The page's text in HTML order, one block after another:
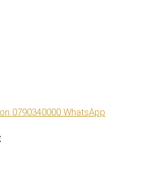
0790340000 WhatsApp